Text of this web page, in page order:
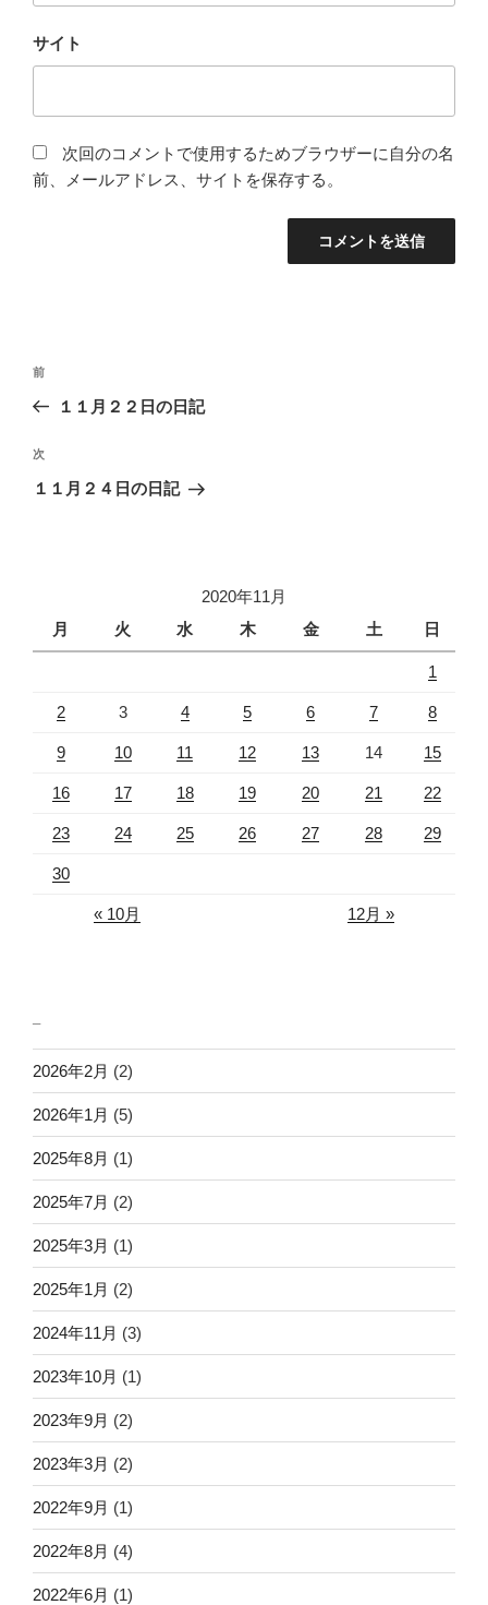
サイト
次回のコメントで使用するためブラウザーに自分の名
前、メールアドレス、サイトを保存する。
投
ビ
ゲ
過
去
投
稿
前
１１月２２日の日記
次
の
次
１１月２４日の日記
2020年11月
月
火 水 木 金 土 日
1
2 3 4 5 6 7 8
9 10 11 12 13 14 15
16 17 18 19 20 21 22
23 24 25 26 27 28 29
30
« 10月 12月 »
2026年2月 (2)
2026年1月 (5)
2025年8月 (1)
2025年7月 (2)
2025年3月 (1)
2025年1月 (2)
2024年11月 (3)
2023年10月 (1)
2023年9月 (2)
2023年3月 (2)
2022年9月 (1)
2022年8月 (4)
2022年6月 (1)